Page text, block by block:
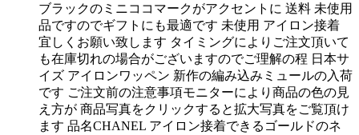
ブラックのミニココマークがアクセントに 送料 未使用
品ですのでギフトにも最適です 未使用 アイロン接着
宜しくお願い致します タイミングによりご注文頂いて
も在庫切れの場合がございますのでご理解の程 日本サ
イズ アイロンワッペン 新作の編み込みミュールの入荷
です ご注文前の注意事項モニターにより商品の色の見
え方が 商品写真をクリックすると拡大写真をご覧頂け
ます 品名CHANEL アイロン接着できるゴールドのネ